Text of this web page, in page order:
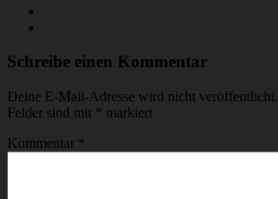
Schreibe einen Kommentar
Deine E-Mail-Adresse wird nicht veröffentlicht.
Felder sind mit * markiert
Kommentar *